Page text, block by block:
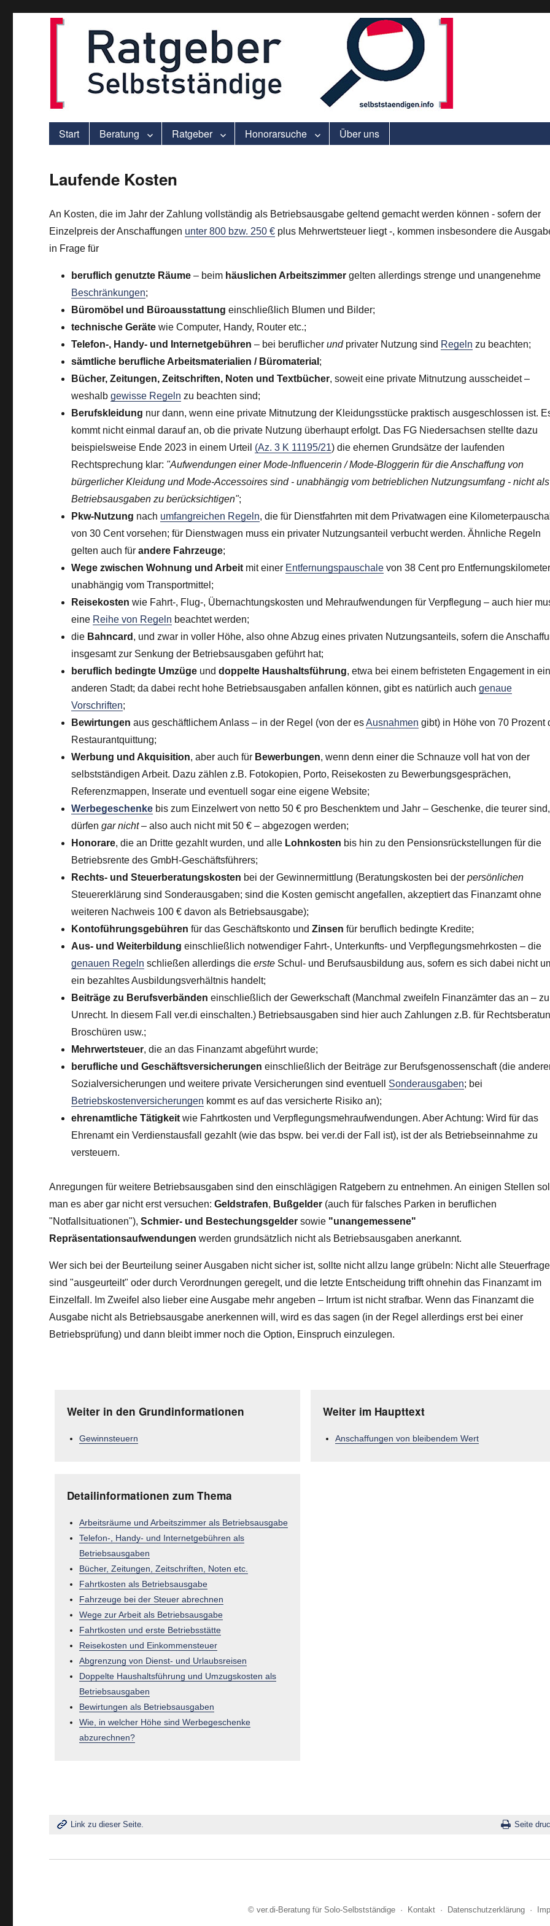
selbststaendigen.info
ver.di-Beratung für Solo-Selbstständige – praxisnah und individuell.
Start Beratung Ratgeber Honorarsuche Über uns
Laufende Kosten
An Kosten, die im Jahr der Zahlung vollständig als Betriebsausgabe geltend gemacht werden können - sofern der
Einzelpreis der Anschaffungen unter 800 bzw. 250 € plus Mehrwertsteuer liegt -, kommen insbesondere die
in Frage für
beruflich genutzte Räume – beim häuslichen Arbeitszimmer gelten allerdings strenge und unangenehme
Beschränkungen;
Büromöbel und Büroausstattung einschließlich Blumen und Bilder;
technische Geräte wie Computer, Handy, Router etc.;
Telefon-, Handy- und Internetgebühren – bei beruflicherundprivater Nutzung sind Regeln zu beachten;
sämtliche berufliche Arbeitsmaterialien / Büromaterial ;
Bücher, Zeitungen, Zeitschriften, Noten und Textbücher, soweit eine private Mitnutzung ausscheidet –
weshalbgewisse Regeln zu beachten sind;
Berufskleidung nur dann, wenn eine private Mitnutzung der Kleidungsstücke praktisch ausgeschlossen ist.
kommt nicht einmal darauf an, ob die private Nutzung überhaupt erfolgt. Das FG Niedersachsen stellte dazu
beispielsweise Ende 2023 in einem Urteil (Az. 3 K 11195/21) die ehernen Grundsätze der laufenden
Rechtsprechung klar: "Aufwendungen einer Mode-Influencerin / Mode-Bloggerin für die Anschaffung von
bürgerlicher Kleidung und Mode-Accessoires sind - unabhängig vom betrieblichen Nutzungsumfang - nicht als
Betriebsausgaben zu berücksichtigen";
Pkw-Nutzung nach umfangreichen Regeln, die für Dienstfahrten mit dem Privatwagen eine
von 30 Cent vorsehen; für Dienstwagen muss ein privater Nutzungsanteil verbucht werden. Ähnliche Regeln
gelten auch fürandere Fahrzeuge;
Wege zwischen Wohnung und Arbeit mit einer Entfernungspauschale von 38 Cent pro
unabhängig vom Transportmittel;
Reisekosten wie Fahrt-, Flug-, Übernachtungskosten und Mehraufwendungen für Verpflegung – auch hier
eine Reihe von Regeln beachtet werden;
die Bahncard , und zwar in voller Höhe, also ohne Abzug eines privaten Nutzungsanteils, sofern die
insgesamt zur Senkung der Betriebsausgaben geführt hat;
beruflich bedingte Umzüge unddoppelte Haushaltsführung, etwa bei einem befristeten Engagement in
anderen Stadt; da dabei recht hohe Betriebsausgaben anfallen können, gibt es natürlich auchgenaue
Vorschriften;
Bewirtungen aus geschäftlichem Anlass – in der Regel (von der esAusnahmen gibt) in Höhe von 70 Prozent
Restaurantquittung;
Werbung und Akquisition, aber auch für Bewerbungen, wenn denn einer die Schnauze voll hat von der
selbstständigen Arbeit. Dazu zählen z.B. Fotokopien, Porto, Reisekosten zu Bewerbungsgesprächen,
Referenzmappen, Inserate und eventuell sogar eine eigene Website;
Werbegeschenke bis zum Einzelwert von netto 50 € pro Beschenktem und Jahr – Geschenke, die teurer sind,
dürfengar nicht– also auch nicht mit 50 € – abgezogen werden;
Honorare, die an Dritte gezahlt wurden, und alle Lohnkosten bis hin zu den Pensionsrückstellungen für die
Betriebsrente des GmbH-Geschäftsführers;
Rechts- und Steuerberatungskosten bei der Gewinnermittlung (Beratungskosten bei derpersönlichen
Steuererklärung sind Sonderausgaben; sind die Kosten gemischt angefallen, akzeptiert das Finanzamt ohne
weiteren Nachweis 100 € davon als Betriebsausgabe);
Kontoführungsgebühren für das Geschäftskonto undZinsen für beruflich bedingte Kredite;
Aus- und Weiterbildung einschließlich notwendiger Fahrt-, Unterkunfts- und Verpflegungsmehrkosten – die
genauen Regeln schließen allerdings dieerste Schul- und Berufsausbildung aus, sofern es sich dabei nicht
ein bezahltes Ausbildungsverhältnis handelt;
Beiträge zu Berufsverbänden einschließlich der Gewerkschaft (Manchmal zweifeln Finanzämter das an – zu
Unrecht. In diesem Fall ver.di einschalten.) Betriebsausgaben sind hier auch Zahlungen z.B. für
Broschüren usw.;
Mehrwertsteuer, die an das Finanzamt abgeführt wurde;
berufliche und Geschäftsversicherungen einschließlich der Beiträge zur Berufsgenossenschaft (die
Sozialversicherungen und weitere private Versicherungen sind eventuell Sonderausgaben; bei
Betriebskostenversicherungen kommt es auf das versicherte Risiko an);
ehrenamtliche Tätigkeitwie Fahrtkosten und Verpflegungsmehraufwendungen. Aber Achtung: Wird für das
Ehrenamt ein Verdienstausfall gezahlt (wie das bspw. bei ver.di der Fall ist), ist der als Betriebseinnahme zu
versteuern.
Anregungen für weitere Betriebsausgaben sind den einschlägigen Ratgebern zu entnehmen. An einigen Stellen
man es aber gar nicht erst versuchen:Geldstrafen, Bußgelder (auch für falsches Parken in beruflichen
"Notfallsituationen"),Schmier- und Bestechungsgelder sowie "unangemessene"
Repräsentationsaufwendungen werden grundsätzlich nicht als Betriebsausgaben anerkannt.
Wer sich bei der Beurteilung seiner Ausgaben nicht sicher ist, sollte nicht allzu lange grübeln: Nicht alle
sind "ausgeurteilt" oder durch Verordnungen geregelt, und die letzte Entscheidung trifft ohnehin das Finanzamt im
Einzelfall. Im Zweifel also lieber eine Ausgabe mehr angeben – Irrtum ist nicht strafbar. Wenn das Finanzamt die
Ausgabe nicht als Betriebsausgabe anerkennen will, wird es das sagen (in der Regel allerdings erst bei einer
Betriebsprüfung) und dann bleibt immer noch die Option, Einspruch einzulegen.
Weiter in den Grundinformationen
Gewinnsteuern
Weiter im Haupttext
Anschaffungen von bleibendem Wert
Detailinformationen zum Thema
Arbeitsräume und Arbeitszimmer als Betriebsausgabe
Telefon-, Handy- und Internetgebühren als
Betriebsausgaben
Bücher, Zeitungen, Zeitschriften, Noten etc.
Fahrtkosten als Betriebsausgabe
Fahrzeuge bei der Steuer abrechnen
Wege zur Arbeit als Betriebsausgabe
Fahrtkosten und erste Betriebsstätte
Reisekosten und Einkommensteuer
Abgrenzung von Dienst- und Urlaubsreisen
Doppelte Haushaltsführung und Umzugskosten als
Betriebsausgaben
Bewirtungen als Betriebsausgaben
Wie, in welcher Höhe sind Werbegeschenke
abzurechnen?
Link zu dieser Seite. Seite
© ver.di-Beratung für Solo-Selbstständige · Kontakt · Datenschutzerklärung ·